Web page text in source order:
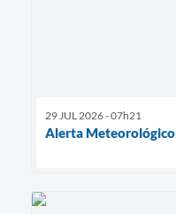
29 JUL 2026 - 07h21
Alerta Meteorológico